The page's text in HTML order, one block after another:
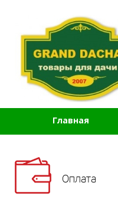
Главная
Оплата